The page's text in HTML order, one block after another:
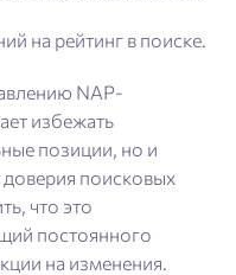
на рейтинг в поиске.
NAP-
избежать
позиции, но и
доверия поисковых
что это
постоянного
на изменения.